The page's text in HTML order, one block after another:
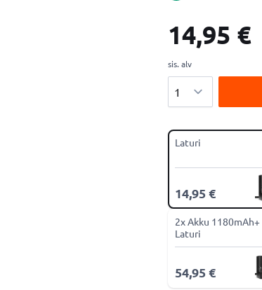
14,95 €
sis. alv
Laturi
14,95 €
2x Akku 1180mAh+
Laturi
54,95 €